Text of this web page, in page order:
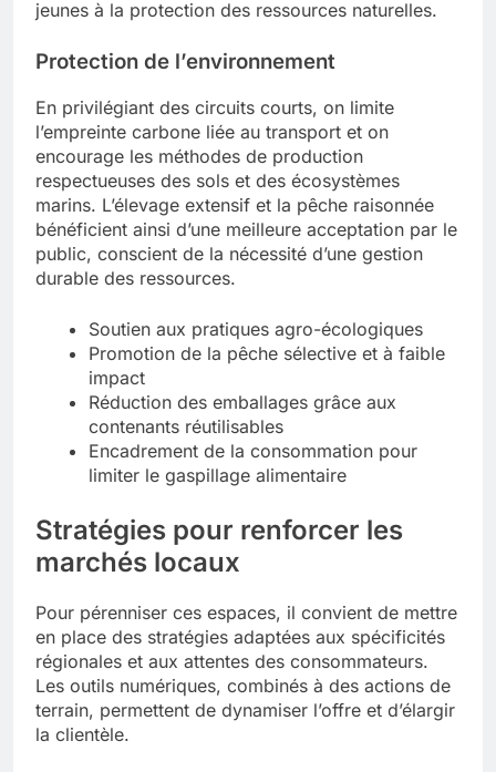
jeunes à la protection des ressources naturelles.
Protection de l’environnement
En privilégiant des circuits courts, on limite
l’empreinte carbone liée au transport et on
encourage les méthodes de production
respectueuses des sols et des écosystèmes
marins. L’élevage extensif et la pêche raisonnée
bénéficient ainsi d’une meilleure acceptation par le
public, conscient de la nécessité d’une gestion
durable des ressources.
Soutien aux pratiques agro-écologiques
Promotion de la pêche sélective et à faible
impact
Réduction des emballages grâce aux
contenants réutilisables
Encadrement de la consommation pour
limiter le gaspillage alimentaire
Stratégies pour renforcer les
marchés locaux
Pour pérenniser ces espaces, il convient de mettre
en place des stratégies adaptées aux spécificités
régionales et aux attentes des consommateurs.
Les outils numériques, combinés à des actions de
terrain, permettent de dynamiser l’offre et d’élargir
la clientèle.